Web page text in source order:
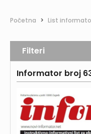
Početna > List
Informator broj
Filteri